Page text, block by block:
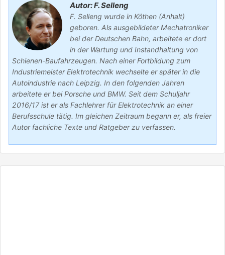
Autor: F. Selleng
F. Selleng wurde in Köthen (Anhalt)
geboren. Als ausgebildeter Mechatroniker
bei der Deutschen Bahn, arbeitete er dort
in der Wartung und Instandhaltung von
Schienen-Baufahrzeugen. Nach einer Fortbildung zum
Industriemeister Elektrotechnik wechselte er später in die
Autoindustrie nach Leipzig. In den folgenden Jahren
arbeitete er bei Porsche und BMW. Seit dem Schuljahr
2016/17 ist er als Fachlehrer für Elektrotechnik an einer
Berufsschule tätig. Im gleichen Zeitraum begann er, als freier
Autor fachliche Texte und Ratgeber zu verfassen.